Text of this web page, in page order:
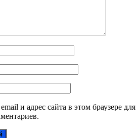
и адрес сайта в этом браузере для